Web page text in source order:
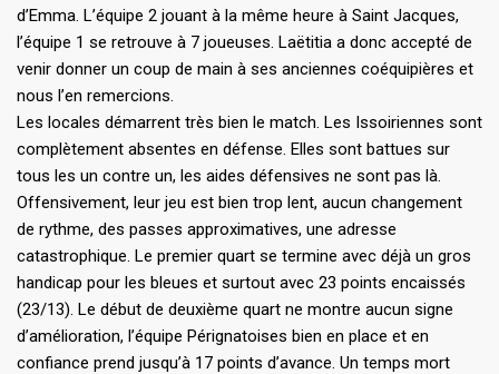
d’Emma. L’équipe 2 jouant à la même heure à Saint Jacques,
l’équipe 1 se retrouve à 7 joueuses. Laëtitia a donc accepté de
venir donner un coup de main à ses anciennes coéquipières et
nous l’en remercions.
Les locales démarrent très bien le match. Les Issoiriennes sont
complètement absentes en défense. Elles sont battues sur
tous les un contre un, les aides défensives ne sont pas là.
Offensivement, leur jeu est bien trop lent, aucun changement
de rythme, des passes approximatives, une adresse
catastrophique. Le premier quart se termine avec déjà un gros
handicap pour les bleues et surtout avec 23 points encaissés
(23/13). Le début de deuxième quart ne montre aucun signe
d’amélioration, l’équipe Pérignatoises bien en place et en
confiance prend jusqu’à 17 points d’avance. Un temps mort